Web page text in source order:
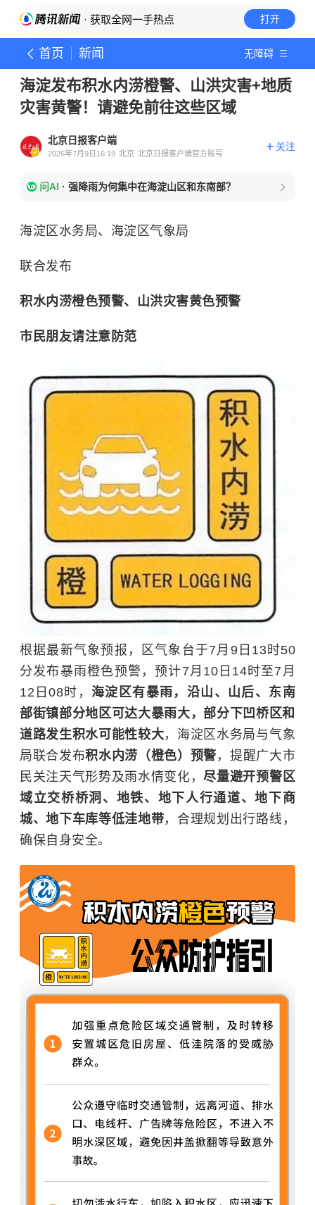
· 获取全网一手热点 打开
首页 新闻 无障碍
海淀发布积水内涝橙警、山洪灾害+地质
灾害黄警！请避免前往这些区域
北京日报客户端
2026年7月9日16:19 北京 北京日报客户端官方账号
关注
问AI · 强降雨为何集中在海淀山区和东南部？
海淀区水务局、海淀区气象局
联合发布
积水内涝橙色预警、 山洪灾害黄色预警
市民朋友请注意防范
根据最新气象预报，区气象台于7月9日13时50
分发布暴雨橙色预警，预计7月10日14时至7月
12日08时， 海淀区有暴雨，沿山、山后、东南
部街镇部分地区可达大暴雨大，部分下凹桥区和
道路发生积水可能性较大，海淀区水务局与气象
局联合发布积水内涝（橙色） 预警 ，提醒广大市
民关注天气形势及雨水情变化，尽量避开预警区
域立交桥桥洞、地铁、地下人行通道、地下商
城、地下车库等低洼地带，合理规划出行路线，
确保自身安全。